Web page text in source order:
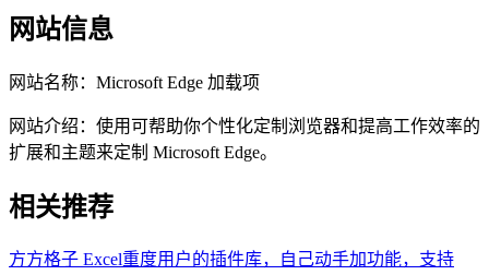
网站信息
网站名称： Microsoft Edge 加载项
网站介绍： 使用可帮助你个性化定制浏览器和提高工作效率的
扩展和主题来定制 Microsoft Edge。
相关推荐
方方格子 Excel重度用户的插件库，自己动手加功能，支持